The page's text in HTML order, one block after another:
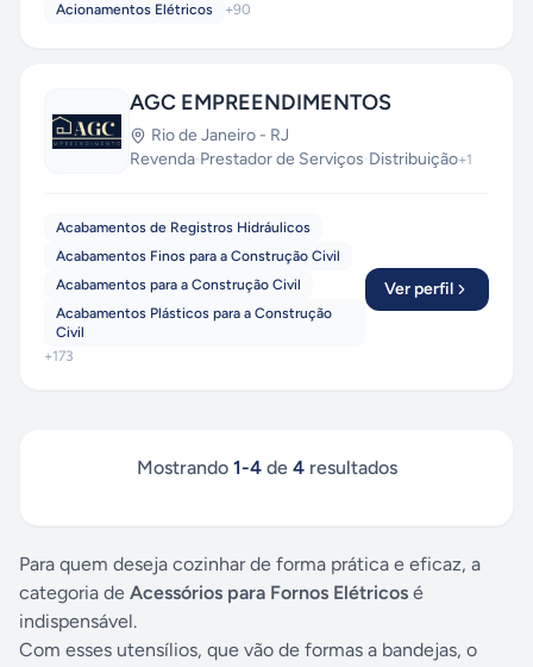
Acionamentos Elétricos
+90
AGC EMPREENDIMENTOS
Rio de Janeiro - RJ
Revenda·Prestador de Serviços·Distribuição+1
Acabamentos de Registros Hidráulicos
Acabamentos Finos para a Construção Civil
Acabamentos para a Construção Civil
Acabamentos Plásticos para a Construção
Civil
+173
Ver perfil
Mostrando 1-4de 4resultados
Para quem deseja cozinhar de forma prática e eficaz, a
categoria de Acessórios para Fornos Elétricos é
indispensável.
Com esses utensílios, que vão de formas a bandejas, o